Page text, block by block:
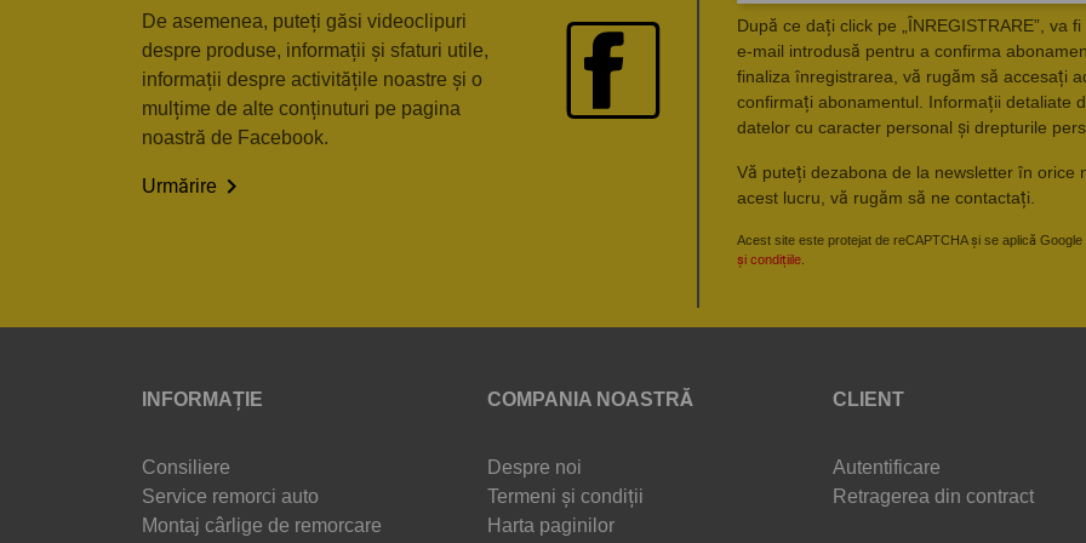
De asemenea, puteți găsi videoclipuri
despre produse, informații și sfaturi utile,
informații despre activitățile noastre și o
mulțime de alte conținuturi pe pagina
noastră de Facebook.
Urmărire 
După ce dați click pe „ÎNREGISTRARE”, va
e-mail introdusă pentru a confirma
finaliza înregistrarea, vă rugăm să accesați
confirmați abonamentul. Informații detaliate
datelor cu caracter personal și drepturile
Vă puteți dezabona de la newsletter în orice
acest lucru, vă rugăm să ne contactați.
Acest site este protejat de reCAPTCHA și se aplică Google
și condițiile
INFORMAȚIE
Consiliere
Service remorci auto
Montaj cârlige de remorcare
COMPANIA NOASTRĂ
Despre noi
Termeni și condiții
Harta paginilor
CLIENT
Autentificare
Retragerea din contract